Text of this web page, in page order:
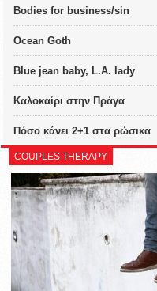
Bodies for business/sin
Ocean Goth
Blue jean baby, L.A. lady
Καλοκαίρι στην Πράγα
Πόσο κάνει 2+1 στα ρώσικα
COUPLES THERAPY